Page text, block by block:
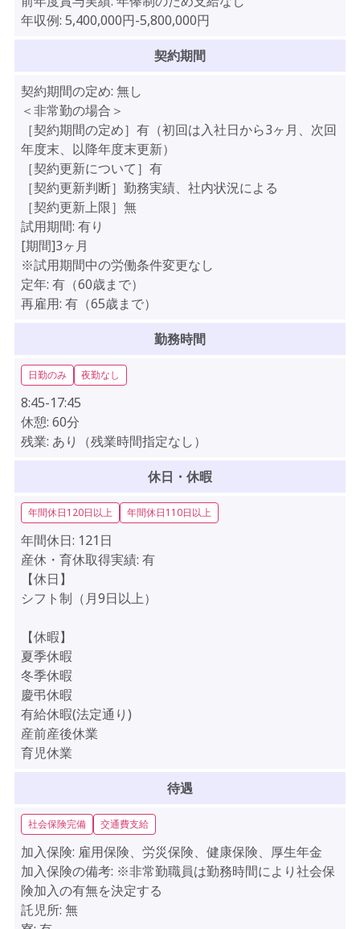
年収例: 5,400,000円-5,800,000円
契約期間
契約期間の定め: 無し
＜非常勤の場合＞
［契約期間の定め］有（初回は入社日から3ヶ月、次回
年度末、以降年度末更新）
［契約更新について］有
［契約更新判断］勤務実績、社内状況による
［契約更新上限］無
試用期間: 有り
[期間]3ヶ月
※試用期間中の労働条件変更なし
定年: 有（60歳まで）
再雇用: 有（65歳まで）
勤務時間
日勤のみ 夜勤なし
8:45-17:45
休憩: 60分
残業: あり（残業時間指定なし）
休日・休暇
年間休日120日以上 年間休日110日以上
年間休日: 121日
産休・育休取得実績: 有
【休日】
シフト制（月9日以上）
【休暇】
夏季休暇
冬季休暇
慶弔休暇
有給休暇(法定通り)
産前産後休業
育児休業
待遇
社会保険完備 交通費支給
加入保険: 雇用保険、労災保険、健康保険、厚生年金
加入保険の備考: ※非常勤職員は勤務時間により社会保
険加入の有無を決定する
託児所: 無